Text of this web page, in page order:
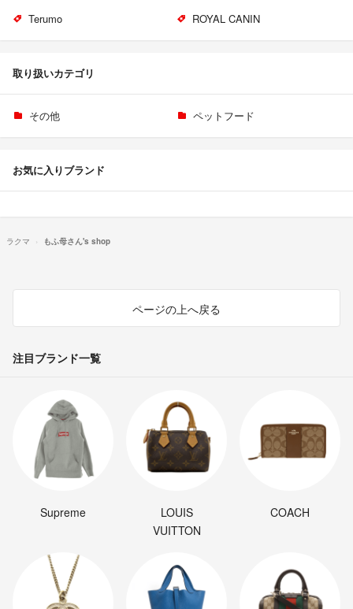
Terumo ROYAL CANIN
取り扱いカテゴリ
その他 ペットフード
お気に入りブランド
ラクマ もふ母さん's shop
ページの上へ戻る
注目ブランド一覧
Supreme
LOUIS
VUITTON
COACH